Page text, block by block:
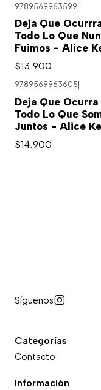
9789569963599
Deja Que
Todo Lo Que
Fuimos - Alice
$13.900
9789569963605
Deja Que Ocurra
Todo Lo Que
Juntos - Alice
$14.900
Síguenos
Categorías
Contacto
Información